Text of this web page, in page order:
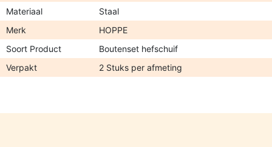
Materiaal
Staal
Merk
HOPPE
Soort Product
Boutenset hefschuif
Verpakt
2 Stuks per afmeting